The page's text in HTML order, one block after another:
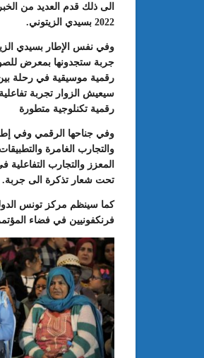
2022 بسيدي الزيتوني.
جربة ستجدونها بمعرض
رقمية موسيقية في رحلة
سيعيش الزوار تجربة
رقمية تكنلوجية متطورة
وفي جناحها الرقمي وفي
والتجارب الغامرة
المعزز والتجارب
تحت شعار تذكرة الى جربة. وسيقع
كما سينظم مركز تونس
فرنكفونيين في فضاء المؤتمرات